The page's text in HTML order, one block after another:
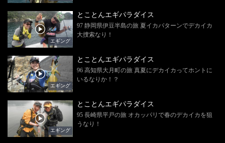
エギング
とことんエギパラダイス
97 静岡県伊豆半島の旅 夏イカパターンでデカイカ
大捜索なり！
エギング
とことんエギパラダイス
96 高知県大月町の旅 真夏にデカイカってホントに
いるなりか！？
エギング
とことんエギパラダイス
95 長崎県平戸の旅 オカッパリで春のデカイカを狙
うなり！